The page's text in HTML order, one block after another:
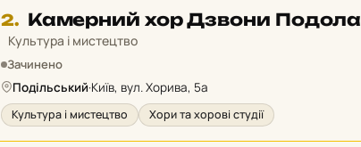
2. Місце
2
у
Камерний хор Дзвони Подола
Культура і мистецтво
Зачинено
Подільський·Київ, вул. Хорива, 5а
Культура і мистецтво Хори та хорові студії